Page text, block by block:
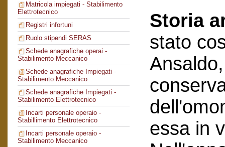
Matricola impiegati - Stabilimento
Elettrotecnico
Registri infortuni
Ruolo stipendi SERAS
Schede anagrafiche operai -
Stabilimento Meccanico
Schede anagrafiche Impiegati -
Stabilimento Meccanico
Schede anagrafiche Impiegati -
Stabilimento Elettrotecnico
Incarti personale operaio -
Stabillimento Elettrotecnico
Incarti personale operaio -
Stabilimento Meccanico
Storia
stato
essa in